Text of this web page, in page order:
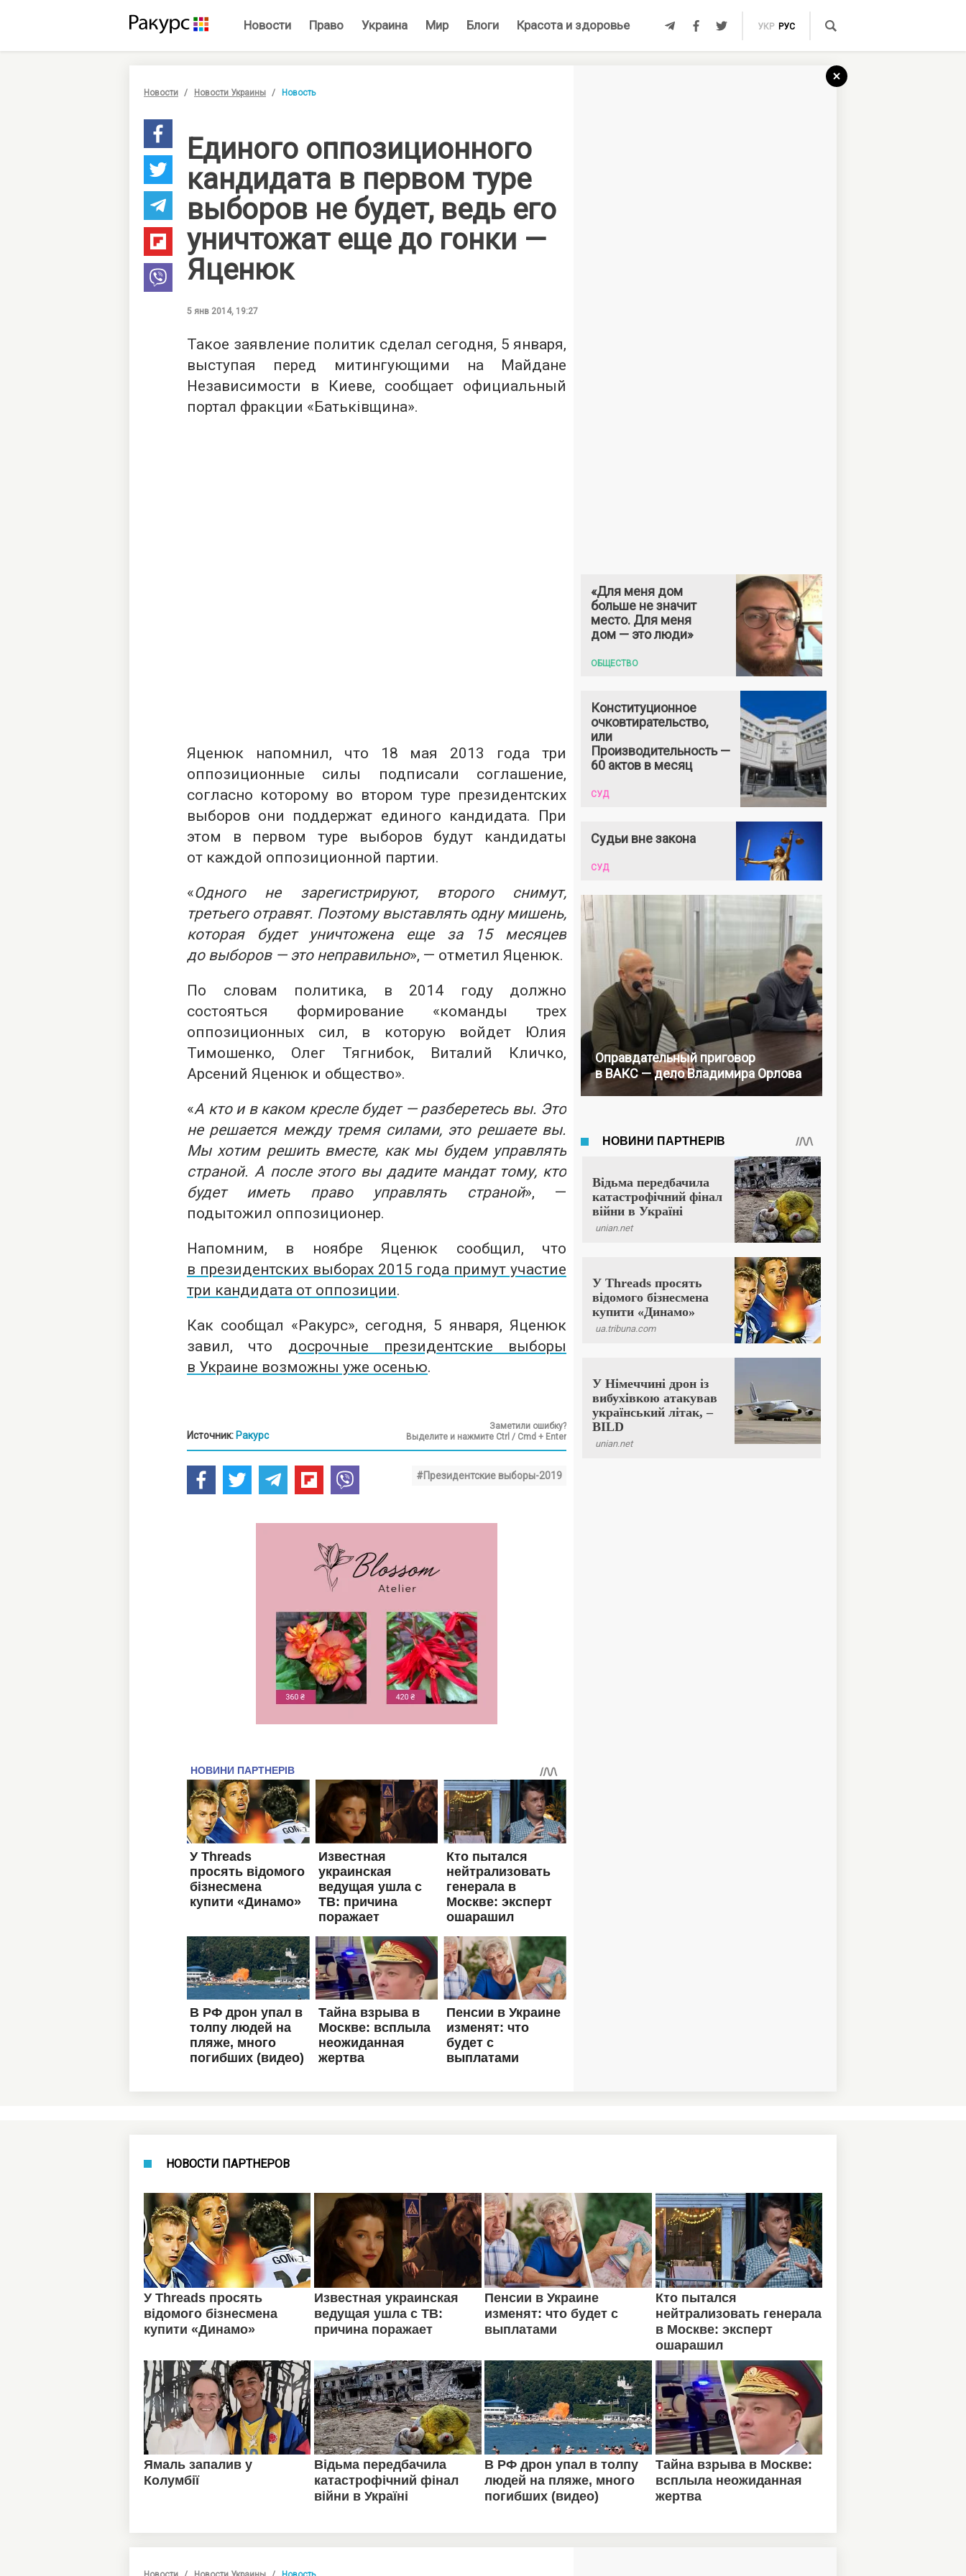
Новости Право Украина Мир Блоги Красота и здоровье УКР РУС
Новости Новости Украины Новость
Единого оппозиционного
кандидата в первом туре
выборов не будет, ведь его
уничтожат еще до гонки —
Яценюк
5 янв 2014, 19:27
Такое заявление политик сделал сегодня, 5 января,
выступая перед митингующими на Майдане
Независимости в Киеве, сообщает официальный
портал фракции «Батьківщина».
Яценюк напомнил, что 18 мая 2013 года три
оппозиционные силы подписали соглашение,
согласно которому во втором туре президентских
выборов они поддержат единого кандидата. При
этом в первом туре выборов будут кандидаты
от каждой оппозиционной партии.
«Одного не зарегистрируют, второго снимут,
третьего отравят. Поэтому выставлять одну мишень,
которая будет уничтожена еще за 15 месяцев
до выборов — это неправильно», — отметил Яценюк.
По словам политика, в 2014 году должно
состояться формирование «команды трех
оппозиционных сил, в которую войдет Юлия
Тимошенко, Олег Тягнибок, Виталий Кличко,
Арсений Яценюк и общество».
«А кто и в каком кресле будет — разберетесь вы. Это
не решается между тремя силами, это решаете вы.
Мы хотим решить вместе, как мы будем управлять
страной. А после этого вы дадите мандат тому, кто
будет иметь право управлять страной», —
подытожил оппозиционер.
Напомним, в ноябре Яценюк сообщил, что
в президентских выборах 2015 года примут участие
три кандидата от оппозиции.
Как сообщал «Ракурс», сегодня, 5 января, Яценюк
завил, что досрочные президентские выборы
в Украине возможны уже осенью.
Источник: Ракурс
Заметили ошибку?
Выделите и нажмите Ctrl / Cmd + Enter
#Президентские выборы-2019
«Для меня дом
больше не значит
место. Для меня
дом — это люди»
ОБЩЕСТВО
Конституционное
очковтирательство,
или
Производительность —
60 актов в месяц
СУД
Судьи вне закона
СУД
Оправдательный приговор
в ВАКС — дело Владимира Орлова
НОВОСТИ ПАРТНЕРОВ